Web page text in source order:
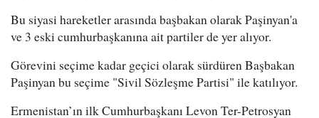
Bu siyasi hareketler arasında başbakan olarak Paşinyan'a
ve 3 eski cumhurbaşkanına ait partiler de yer alıyor.
Görevini seçime kadar geçici olarak sürdüren Başbakan
Paşinyan bu seçime "Sivil Sözleşme Partisi" ile katılıyor.
Ermenistan’ın ilk Cumhurbaşkanı Levon Ter-Petrosyan